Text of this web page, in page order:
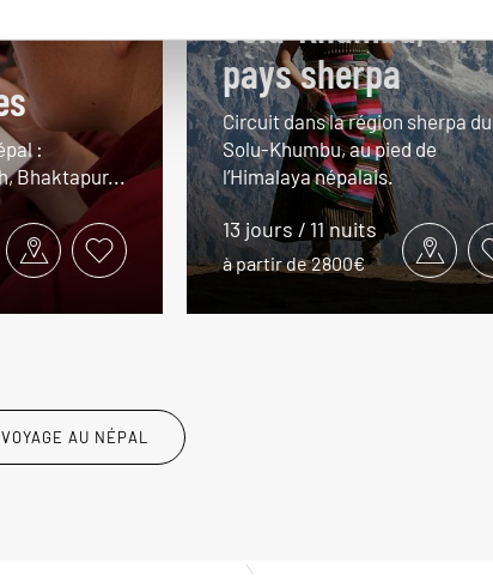
:
Bhaktapur...
Solu-Khumbu, en
pays sherpa
Circuit dans la région sherpa du
Solu-Khumbu, au pied de
l’Himalaya népalais.
13 jours / 11 nuits
à partir de 2800€
AU NÉPAL